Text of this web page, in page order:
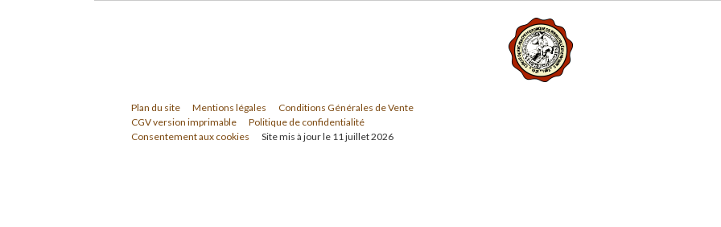
Plan du site Mentions légales
Conditions Générales de Vente
CGV version imprimable
Politique de confidentialité
Consentement aux cookies
Site mis à jour le 11 juillet 2026